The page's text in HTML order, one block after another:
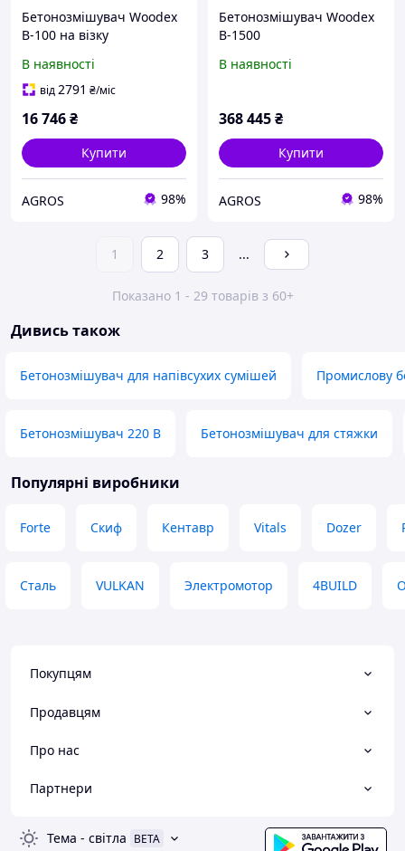
Бетонозмішувач Woodex
B-100 на візку
В наявності
від2791 ₴/міс
16 746₴
Купити
AGROS 98%
Бетонозмішувач Woodex
B-1500
В наявності
368 445₴
Купити
AGROS 98%
1 2 3 ...
Показано 1 - 29 товарів з 60+
Дивись також
Бетонозмішувач для напівсухих сумішей Промислову
Бетонозмішувач 220 В Бетонозмішувач для стяжки
Популярні виробники
Forte Скиф Кентавр Vitals Dozer
Сталь VULKAN Электромотор 4BUILD
Покупцям
Продавцям
Про нас
Партнери
Тема - світла BETA